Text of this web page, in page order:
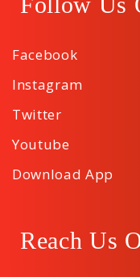
Facebook
Instagram
Twitter
Youtube
Download App
Reach Us